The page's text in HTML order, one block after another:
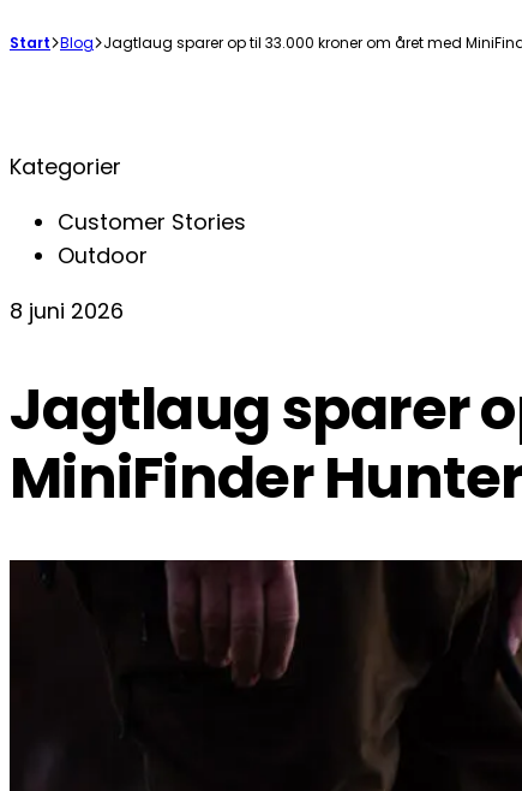
Start Blog Jagtlaug sparer op til 33.000 kroner om året med
Kategorier
Customer Stories
Outdoor
8 juni 2026
Jagtlaug sparer
MiniFinder